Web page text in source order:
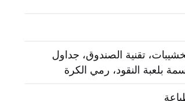
تقنية الصندوق، جداول
بلعبة النقود، رمي الكرة